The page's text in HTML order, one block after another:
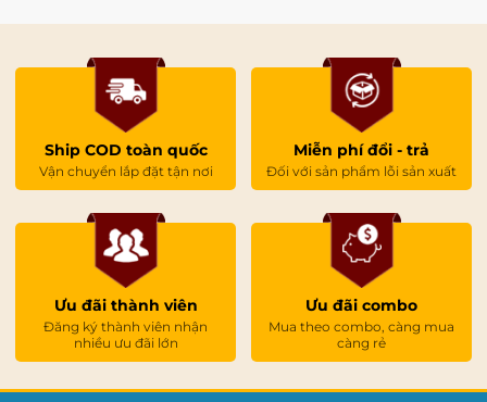
Ship COD toàn quốc
Vận chuyển lắp đặt tận nơi
Miễn phí đổi - trả
Đối với sản phẩm lỗi sản xuất
Ưu đãi thành viên
Đăng ký thành viên nhận
nhiều ưu đãi lớn
Ưu đãi combo
Mua theo combo, càng mua
càng rẻ